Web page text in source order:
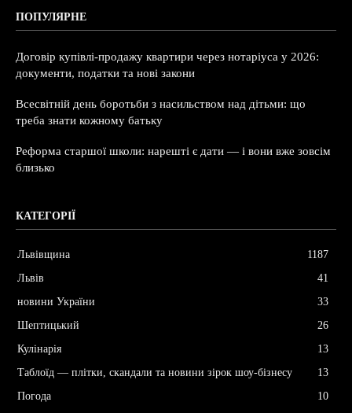
ПОПУЛЯРНЕ
Договір купівлі-продажу квартири через нотаріуса у 2026:
документи, податки та нові закони
Всесвітній день боротьби з насильством над дітьми: що
треба знати кожному батьку
Реформа старшої школи: нарешті є дати — і вони вже зовсім
близько
КАТЕГОРІЇ
Львівщина
1187
Львів
41
новини України
33
Шептицький
26
Кулінарія
13
Таблоїд — плітки, скандали та новини зірок шоу-бізнесу
13
Погода
10